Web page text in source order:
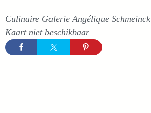
Culinaire Galerie Angélique Schmeinck
Kaart niet beschikbaar